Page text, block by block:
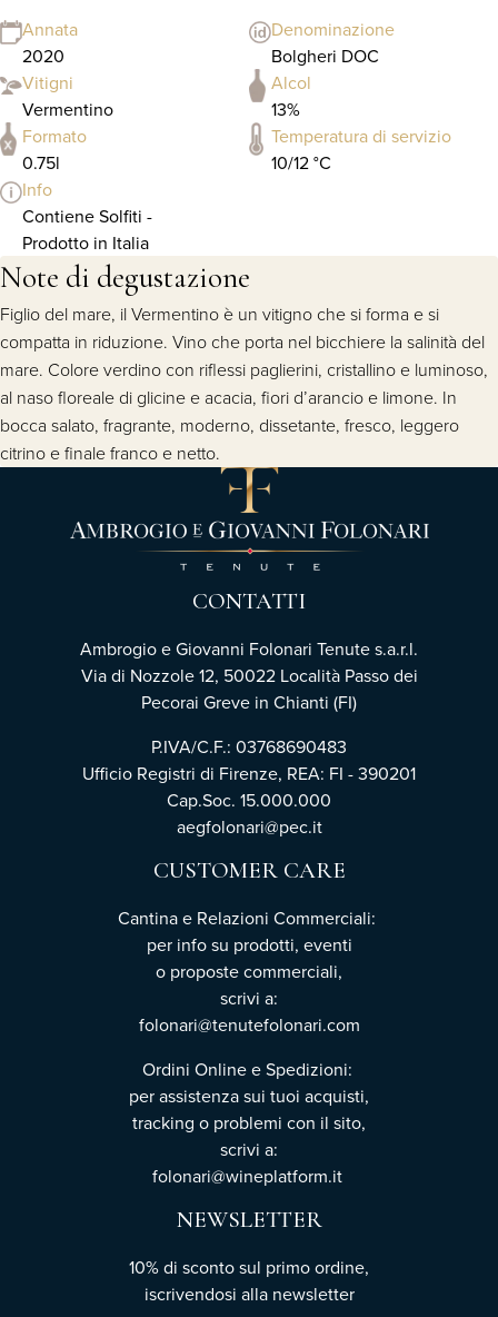
Annata
2020
Denominazione
Bolgheri DOC
Vitigni
Vermentino
Alcol
13%
Formato
0.75l
Temperatura di servizio
10/12 °C
Info
Contiene Solfiti -
Prodotto in Italia
Note di degustazione
Figlio del mare, il Vermentino è un vitigno che si forma e si
compatta in riduzione. Vino che porta nel bicchiere la salinità del
mare. Colore verdino con riflessi paglierini, cristallino e luminoso,
al naso floreale di glicine e acacia, fiori d’arancio e limone. In
bocca salato, fragrante, moderno, dissetante, fresco, leggero
citrino e finale franco e netto.
CONTATTI
Ambrogio e Giovanni Folonari Tenute s.a.r.l.
Via di Nozzole 12, 50022 Località Passo dei
Pecorai Greve in Chianti (FI)
P.IVA/C.F.: 03768690483
Ufficio Registri di Firenze, REA: FI - 390201
Cap.Soc. 15.000.000
aegfolonari@pec.it
CUSTOMER CARE
Cantina e Relazioni Commerciali:
per info su prodotti, eventi
o proposte commerciali,
scrivi a:
folonari@tenutefolonari.com
Ordini Online e Spedizioni:
per assistenza sui tuoi acquisti,
tracking o problemi con il sito,
scrivi a:
folonari@wineplatform.it
NEWSLETTER
10% di sconto sul primo ordine,
iscrivendosi alla newsletter